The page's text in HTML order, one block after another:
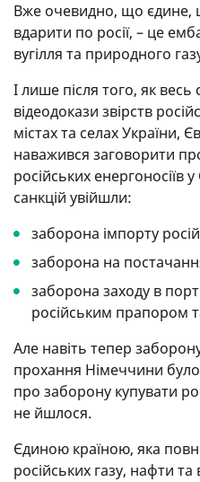
Вже очевидно, що єдине,
вдарити по росії, – це
вугілля та природного
І лише після того, як весь
відеодокази звірств
містах та селах України,
наважився заговорити
російських енергоносіїв
санкцій увійшли:
заборона імпорту
заборона на
заборона заходу в
російським прапором
Але навіть тепер
прохання Німеччини
про заборону купувати
не йшлося.
Єдиною країною, яка
російських газу, нафти